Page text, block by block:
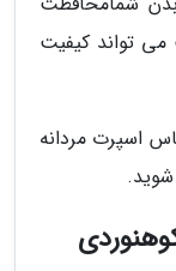
تواند کیفیت
اسپرت مردانه